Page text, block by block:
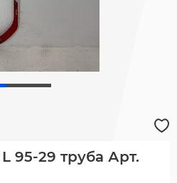
95-29 труба Арт.